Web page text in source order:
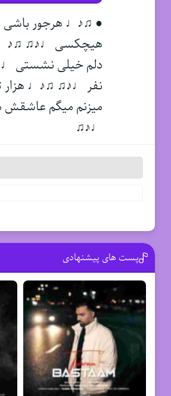
● ♫♪♩ هرجور باشی
هیچکسی ♩♪♫ ♫♪♩
دلم خیلی نشستی
نفر ♩♪♫ ♫♪♩ هزار
میزنم میگم
♩♪♫
پست های پیشنهادی